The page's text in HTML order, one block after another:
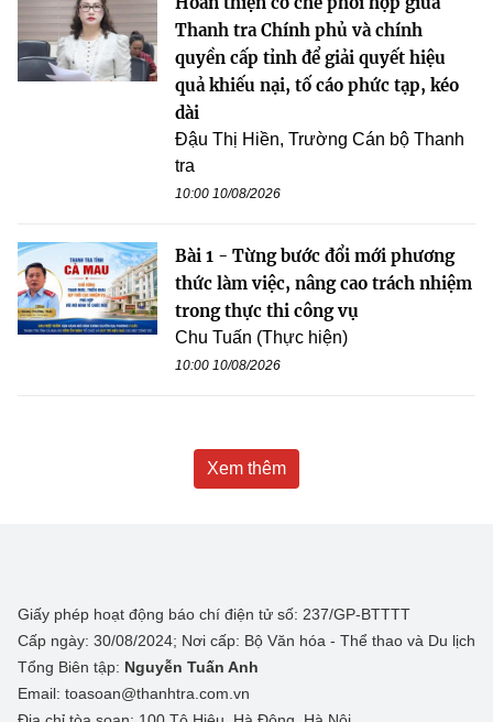
Thanh tra Chính phủ và chính
quyền cấp tỉnh để giải quyết hiệu
quả khiếu nại, tố cáo phức tạp, kéo
dài
Đậu Thị Hiền, Trường Cán bộ Thanh
tra
10:00 10/08/2026
Bài 1 - Từng bước đổi mới phương
thức làm việc, nâng cao trách nhiệm
trong thực thi công vụ
Chu Tuấn (Thực hiện)
10:00 10/08/2026
Xem thêm
Giấy phép hoạt động báo chí điện tử số: 237/GP-BTTTT
Cấp ngày: 30/08/2024; Nơi cấp: Bộ Văn hóa - Thể thao và Du lịch
Tổng Biên tập: Nguyễn Tuấn Anh
Email: toasoan@thanhtra.com.vn